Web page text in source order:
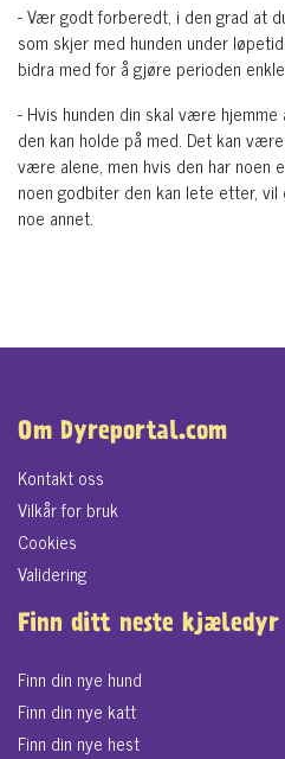
- Vær godt forberedt, i den grad at
som skjer med hunden under
bidra med for å gjøre perioden
- Hvis hunden din skal være
den kan holde på med. Det kan
være alene, men hvis den har noen
noen godbiter den kan lete etter,
noe annet.
Om Dyreportal.com
Kontakt oss
Vilkår for bruk
Cookies
Validering
Finn ditt neste kjæledyr
Finn din nye hund
Finn din nye katt
Finn din nye hest